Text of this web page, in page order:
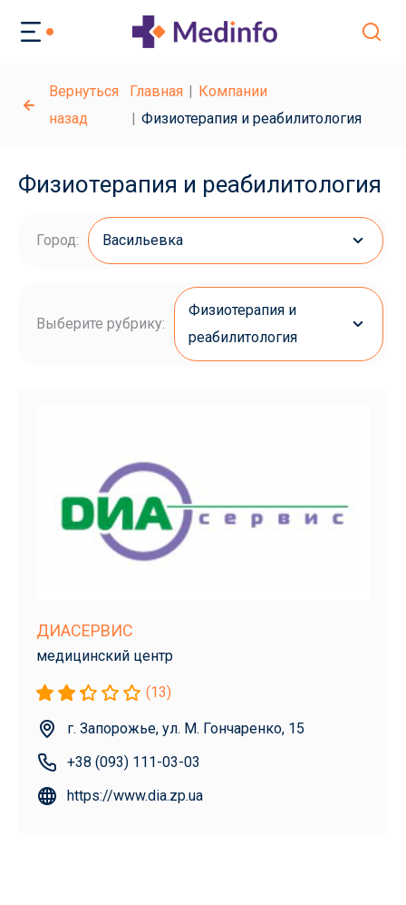
Вернуться
назад
Главная
Компании
Физиотерапия и реабилитология
Физиотерапия и реабилитология
Город: Васильевка
Выберите рубрику:
Физиотерапия и
реабилитология
ДИАСЕРВИС
медицинский центр
(13)
г. Запорожье, ул. М. Гончаренко, 15
+38 (093) 111-03-03
https://www.dia.zp.ua